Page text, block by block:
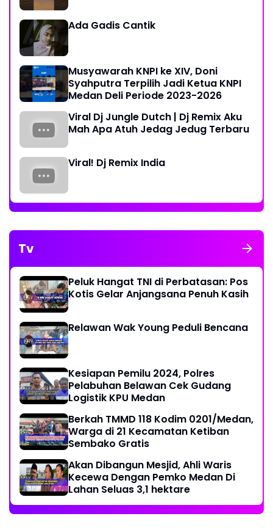
Ada Gadis Cantik
Musyawarah KNPI ke XIV, Doni
Syahputra Terpilih Jadi Ketua KNPI
Medan Deli Periode 2023-2026
Viral Dj Jungle Dutch | Dj Remix Aku
Mah Apa Atuh Jedag Jedug Terbaru
Viral! Dj Remix India
Tv
Peluk Hangat TNI di Perbatasan: Pos
Kotis Gelar Anjangsana Penuh Kasih
Relawan Wak Young Peduli Bencana
Kesiapan Pemilu 2024, Polres
Pelabuhan Belawan Cek Gudang
Logistik KPU Medan
Berkah TMMD 118 Kodim 0201/Medan,
Warga di 21 Kecamatan Ketiban
Sembako Gratis
Akan Dibangun Mesjid, Ahli Waris
Kecewa Dengan Pemko Medan Di
Lahan Seluas 3,1 hektare